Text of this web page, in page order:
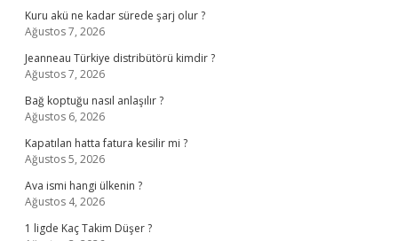
Kuru akü ne kadar sürede şarj olur ?
Ağustos 7, 2026
Jeanneau Türkiye distribütörü kimdir ?
Ağustos 7, 2026
Bağ koptuğu nasıl anlaşılır ?
Ağustos 6, 2026
Kapatılan hatta fatura kesilir mi ?
Ağustos 5, 2026
Ava ismi hangi ülkenin ?
Ağustos 4, 2026
1 ligde Kaç Takim Düşer ?